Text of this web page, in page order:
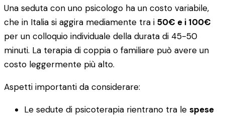
Una seduta con uno psicologo ha un costo variabile,
che in Italia si aggira mediamente tra i 50€ e i 100€
per un colloquio individuale della durata di 45-50
minuti. La terapia di coppia o familiare può avere un
costo leggermente più alto.
Aspetti importanti da considerare:
Le sedute di psicoterapia rientrano tra le spese